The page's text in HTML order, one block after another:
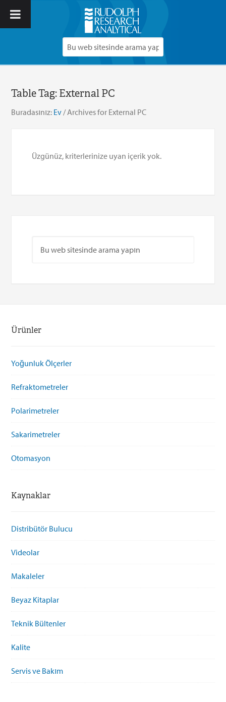
Table Tag:External PC
Buradasınız: Ev /Archives for External PC
Üzgünüz, kriterlerinize uyan içerik yok.
Ürünler
Yoğunluk Ölçerler
Refraktometreler
Polarimetreler
Sakarimetreler
Otomasyon
Kaynaklar
Distribütör Bulucu
Videolar
Makaleler
Beyaz Kitaplar
Teknik Bültenler
Kalite
Servis ve Bakım